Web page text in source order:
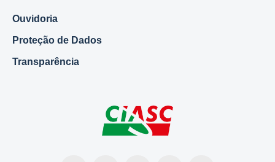
Ouvidoria
Proteção de Dados
Transparência